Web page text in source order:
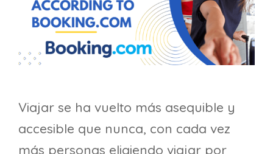
Viajar se ha vuelto más asequible y
accesible que nunca, con cada vez
más personas eligiendo viajar por